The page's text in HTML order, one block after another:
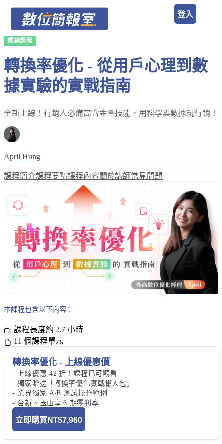
登入
暢銷課程
轉換率優化 - 從用戶心理到數
據實驗的實戰指南
全新上線！行銷人必備高含金量技能，用科學與數據玩行銷！
April Hung
課程簡介課程要點課程內容關於講師常見問題
本課程包含以下內容：
課程長度約 2.7 小時
11 個課程單元
轉換率優化 - 上線優惠價
- 上線優惠 42 折！課程已可觀看
- 獨家贈送「轉換率優化實戰懶人包」
- 業界獨家 A/B 測試操作範例
- 台新、玉山享 6 期零利率
立即購買 NT$7,980